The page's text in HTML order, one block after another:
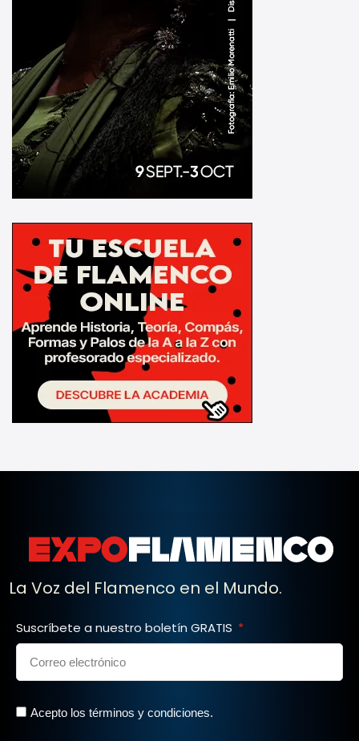
La Voz del Flamenco en el Mundo.
Suscríbete a nuestro boletín GRATIS
Acepto los términos y condiciones.